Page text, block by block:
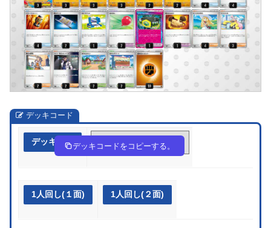
デッキコード
デッキ作成 vFFv5v-j590IL-kf1kVk
デッキコードをコピーする。
1人回し(１面) 1人回し(２面)